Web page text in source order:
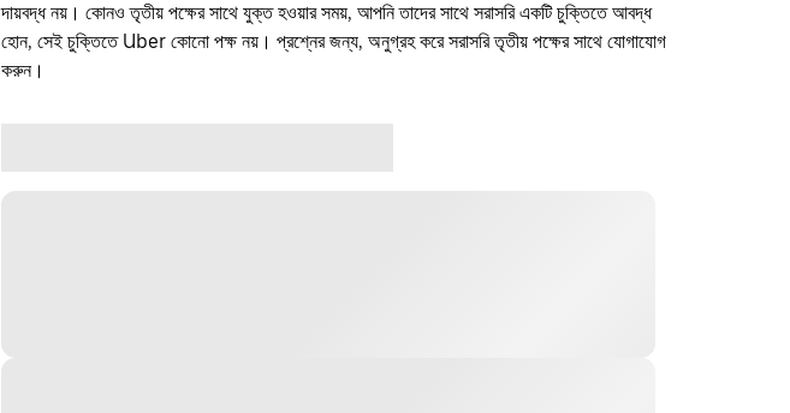
দায়বদ্ধ নয়। কোনও তৃতীয় পক্ষের সাথে যুক্ত হওয়ার সময়, আপনি তাদের সাথে সরাসরি একটি চুক্তিতে আবদ্ধ
হোন, সেই চুক্তিতে Uber কোনো পক্ষ নয়। প্রশ্নের জন্য, অনুগ্রহ করে সরাসরি তৃতীয় পক্ষের সাথে যোগাযোগ
করুন।